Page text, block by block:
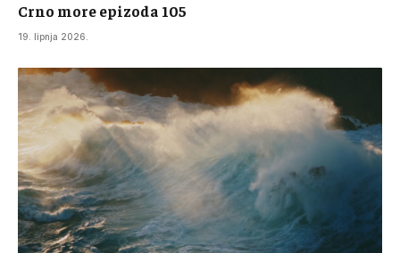
Crno more epizoda 105
19. lipnja 2026.